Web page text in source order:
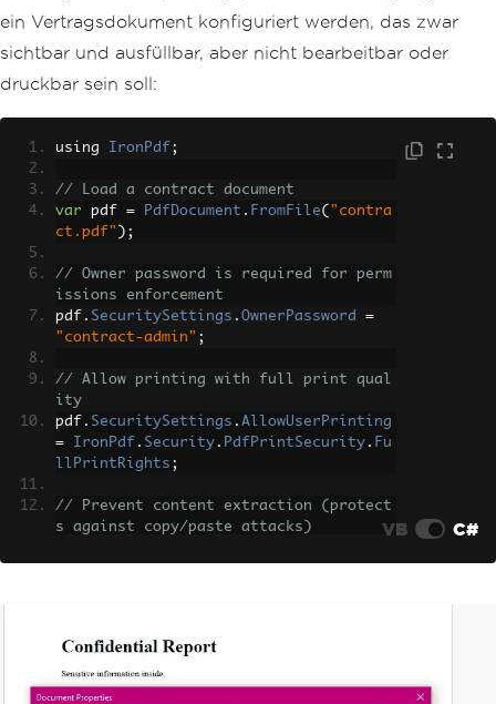
ein Vertragsdokument konfiguriert werden, das zwar
sichtbar und ausfüllbar, aber nicht bearbeitbar oder
druckbar sein soll:
using IronPdf ;
// Load a contract document
var pdf = PdfDocument . FromFile( "contra
ct.pdf" );
// Owner password is required for perm
issions enforcement
pdf . SecuritySettings . OwnerPassword
=
"contract-admin" ;
// Allow printing with full print qual
ity
pdf . SecuritySettings . AllowUserPrinting
=
IronPdf . Security . PdfPrintSecurity . Fu
llPrintRights ;
// Prevent content extraction (protect
s against copy/paste attacks)
IronPdf.Security.PdfEditSecurity
t;
VB C#